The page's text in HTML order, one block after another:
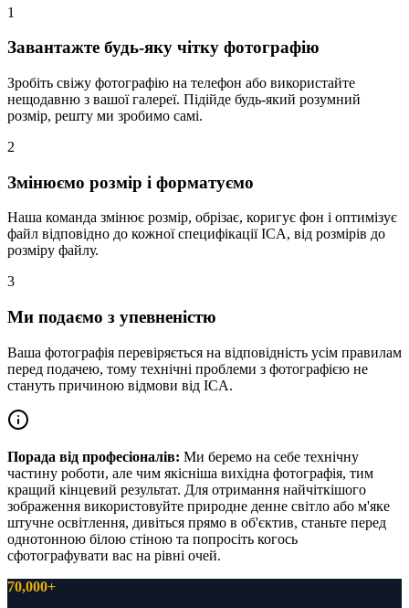
1
Завантажте будь-яку чітку фотографію
Зробіть свіжу фотографію на телефон або використайте
нещодавню з вашої галереї. Підійде будь-який розумний
розмір, решту ми зробимо самі.
2
Змінюємо розмір і форматуємо
Наша команда змінює розмір, обрізає, коригує фон і оптимізує
файл відповідно до кожної специфікації ICA, від розмірів до
розміру файлу.
3
Ми подаємо з упевненістю
Ваша фотографія перевіряється на відповідність усім правилам
перед подачею, тому технічні проблеми з фотографією не
стануть причиною відмови від ICA.
Порада від професіоналів: Ми беремо на себе технічну
частину роботи, але чим якісніша вихідна фотографія, тим
кращий кінцевий результат. Для отримання найчіткішого
зображення використовуйте природне денне світло або м'яке
штучне освітлення, дивіться прямо в об'єктив, станьте перед
однотонною білою стіною та попросіть когось
сфотографувати вас на рівні очей.
70,000+